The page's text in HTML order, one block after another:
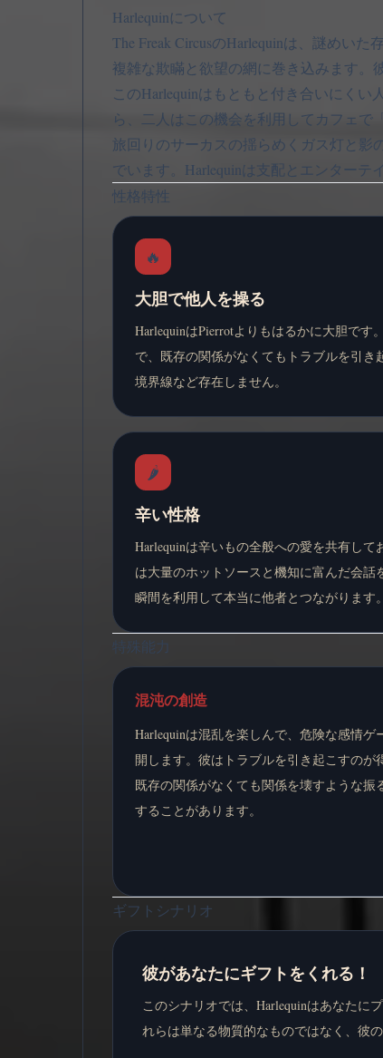
Harlequinについて
The Freak CircusのHarlequinは、謎めい
複雑な欺瞞と欲望の網に巻き込みます。
このHarlequinはもともと付き合いにく
ら、二人はこの機会を利用してカフェ
旅回りのサーカスの揺らめくガス灯と
でいます。Harlequinは支配とエンター
性格特性
🔥
大胆で他人を操る
HarlequinはPierrotよりもはるかに大胆で
で、既存の関係がなくてもトラブルを引き
境界線など存在しません。
🌶️
辛い性格
Harlequinは辛いもの全般への愛を共有し
は大量のホットソースと機知に富んだ会
瞬間を利用して本当に他者とつながります。
特殊能力
混沌の創造
Harlequinは混乱を楽しんで、危険な感情ゲ
開します。彼はトラブルを引き起こすのが
既存の関係がなくても関係を壊すような振
することがあります。
ギフトシナリオ
彼があなたにギフトをくれる！
このシナリオでは、Harlequinはあなたに
れらは単なる物質的なものではなく、彼